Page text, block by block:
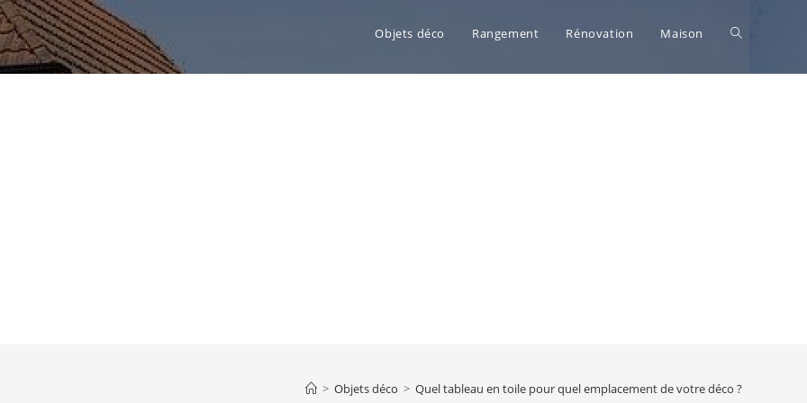
Objets déco Rangement Rénovation Maison Toggle
> Objets déco > Quel tableau en toile pour quel emplacement de votre déco ?